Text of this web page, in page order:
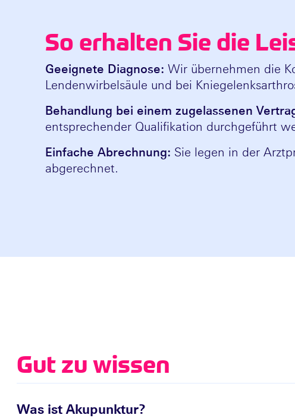
So erhalten Sie die
Geeignete Diagnose: Wir übernehmen die
Lendenwirbelsäule und bei
Behandlung bei einem zugelassenen
entsprechender Qualifikation durchgeführt
Einfache Abrechnung: Sie legen in der
abgerechnet.
Gut zu wissen
Was ist Akupunktur?